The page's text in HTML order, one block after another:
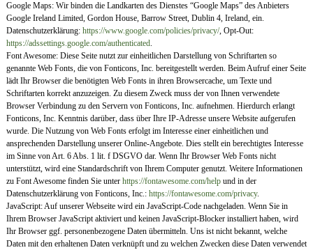
Google Maps: Wir binden die Landkarten des Dienstes “Google Maps” des Anbieters
Google Ireland Limited, Gordon House, Barrow Street, Dublin 4, Ireland, ein.
Datenschutzerklärung: https://www.google.com/policies/privacy/, Opt-Out:
https://adssettings.google.com/authenticated.
Font Awesome: Diese Seite nutzt zur einheitlichen Darstellung von Schriftarten so
genannte Web Fonts, die von Fonticons, Inc. bereitgestellt werden. Beim Aufruf einer Seite
lädt Ihr Browser die benötigten Web Fonts in ihren Browsercache, um Texte und
Schriftarten korrekt anzuzeigen. Zu diesem Zweck muss der von Ihnen verwendete
Browser Verbindung zu den Servern von Fonticons, Inc. aufnehmen. Hierdurch erlangt
Fonticons, Inc. Kenntnis darüber, dass über Ihre IP-Adresse unsere Website aufgerufen
wurde. Die Nutzung von Web Fonts erfolgt im Interesse einer einheitlichen und
ansprechenden Darstellung unserer Online-Angebote. Dies stellt ein berechtigtes Interesse
im Sinne von Art. 6 Abs. 1 lit. f DSGVO dar. Wenn Ihr Browser Web Fonts nicht
unterstützt, wird eine Standardschrift von Ihrem Computer genutzt. Weitere Informationen
zu Font Awesome finden Sie unter https://fontawesome.com/helpund in der
Datenschutzerklärung von Fonticons, Inc.: https://fontawesome.com/privacy.
JavaScript: Auf unserer Webseite wird ein JavaScript-Code nachgeladen. Wenn Sie in
Ihrem Browser JavaScript aktiviert und keinen JavaScript-Blocker installiert haben, wird
Ihr Browser ggf. personenbezogene Daten übermitteln. Uns ist nicht bekannt, welche
Daten mit den erhaltenen Daten verknüpft und zu welchen Zwecken diese Daten verwendet